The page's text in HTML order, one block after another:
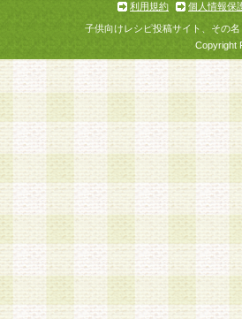
利用規約
個人情報保
子供向けレシピ投稿サイト、その
Copyright